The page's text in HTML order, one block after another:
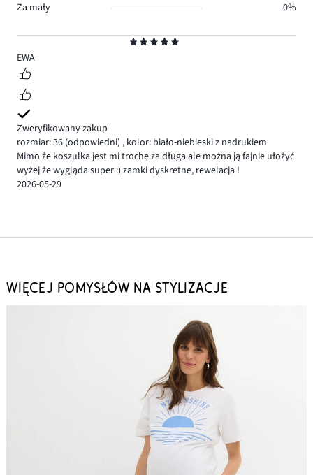
5
EWA
Zweryfikowany zakup
rozmiar: 36 (odpowiedni) , kolor: biało-niebieski z nadrukiem
Mimo że koszulka jest mi trochę za długa ale można ją fajnie ułożyć
wyżej że wygląda super :) zamki dyskretne, rewelacja !
2026-05-29
Za mały
0%
WIĘCEJ POMYSŁÓW NA STYLIZACJE